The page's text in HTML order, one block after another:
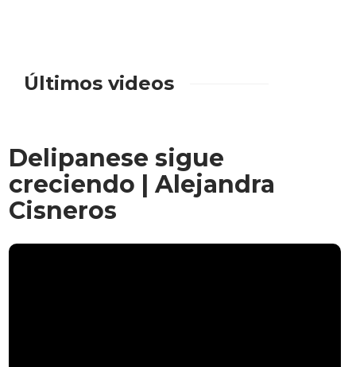
Últimos videos
Delipanese sigue
creciendo | Alejandra
Cisneros